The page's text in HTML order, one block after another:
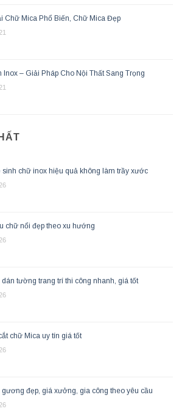
Chữ Mica Phổ Biến, Chữ Mica Đẹp
Inox – Giải Pháp Cho Nội Thất Sang Trọng
sinh chữ inox hiệu quả không làm trầy xước
chữ nổi đẹp theo xu hướng
dán tường trang trí thi công nhanh, giá tốt
chữ Mica uy tín giá tốt
gương đẹp, giá xưởng, gia công theo yêu cầu